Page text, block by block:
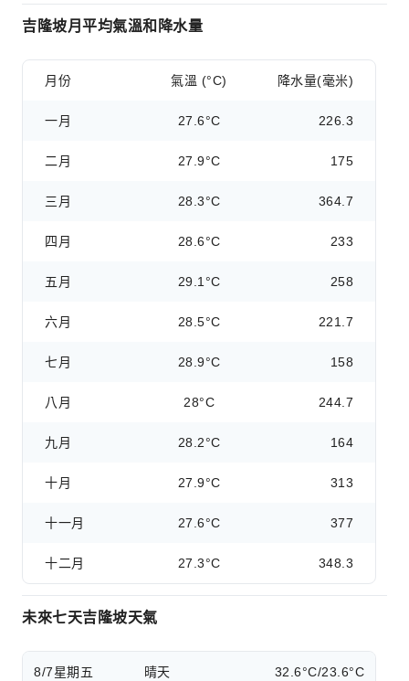
吉隆坡月平均氣溫和降水量
月份 氣溫 (°C) 降水量(毫米)
一月 27.6°C 226.3
二月 27.9°C 175
三月 28.3°C 364.7
四月 28.6°C 233
五月 29.1°C 258
六月 28.5°C 221.7
七月 28.9°C 158
八月 28°C 244.7
九月 28.2°C 164
十月 27.9°C 313
十一月 27.6°C 377
十二月 27.3°C 348.3
未來七天吉隆坡天氣
8/7星期五 晴天 32.6°C/23.6°C